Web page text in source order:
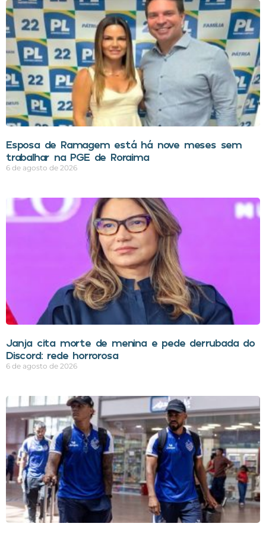
Esposa de Ramagem está há nove meses sem
trabalhar na PGE de Roraima
6 de agosto de 2026
Janja cita morte de menina e pede derrubada do
Discord: rede horrorosa
6 de agosto de 2026